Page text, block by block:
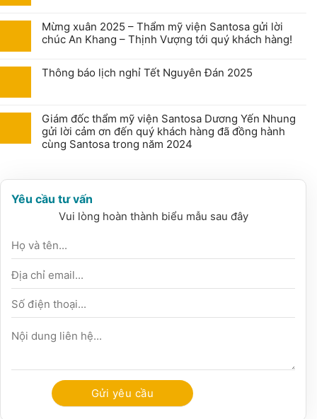
Mừng xuân 2025 – Thẩm mỹ viện Santosa gửi lời
chúc An Khang – Thịnh Vượng tới quý khách hàng!
Thông báo lịch nghỉ Tết Nguyên Đán 2025
Giám đốc thẩm mỹ viện Santosa Dương Yến Nhung
gửi lời cảm ơn đến quý khách hàng đã đồng hành
cùng Santosa trong năm 2024
Yêu cầu tư vấn
Vui lòng hoàn thành biểu mẫu sau đây